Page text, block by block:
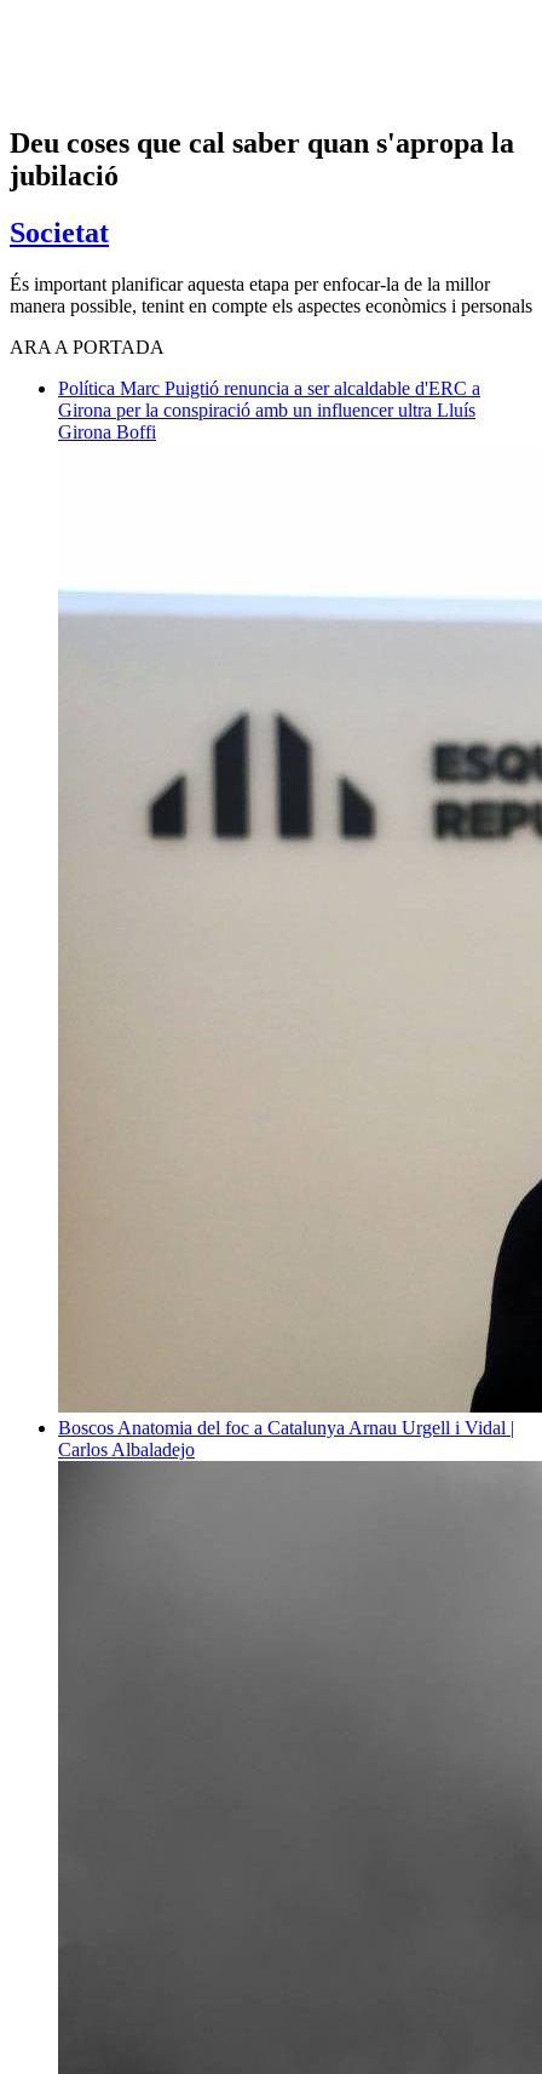
Deu coses que cal saber quan s'apropa la
jubilació
Societat
És important planificar aquesta etapa per enfocar-la de la millor
manera possible, tenint en compte els aspectes econòmics i personals
ARA A PORTADA
Política Marc Puigtió renuncia a ser alcaldable d'ERC a
Girona per la conspiració amb un influencer ultra Lluís
Girona Boffi
Boscos Anatomia del foc a Catalunya Arnau Urgell i Vidal |
Carlos Albaladejo